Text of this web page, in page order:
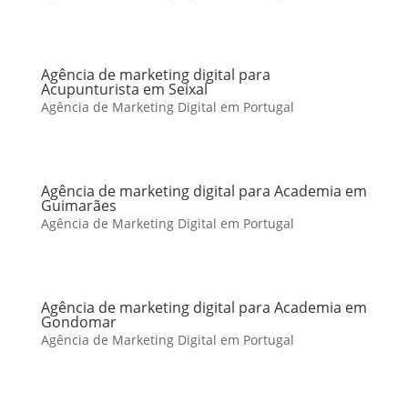
Agência de marketing digital para
Acupunturista em Seixal
Agência de Marketing Digital em Portugal
Agência de marketing digital para Academia em
Guimarães
Agência de Marketing Digital em Portugal
Agência de marketing digital para Academia em
Gondomar
Agência de Marketing Digital em Portugal